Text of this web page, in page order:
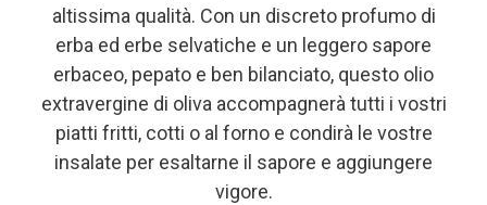
altissima qualità. Con un discreto profumo di
erba ed erbe selvatiche e un leggero sapore
erbaceo, pepato e ben bilanciato, questo olio
extravergine di oliva accompagnerà tutti i vostri
piatti fritti, cotti o al forno e condirà le vostre
insalate per esaltarne il sapore e aggiungere
vigore.